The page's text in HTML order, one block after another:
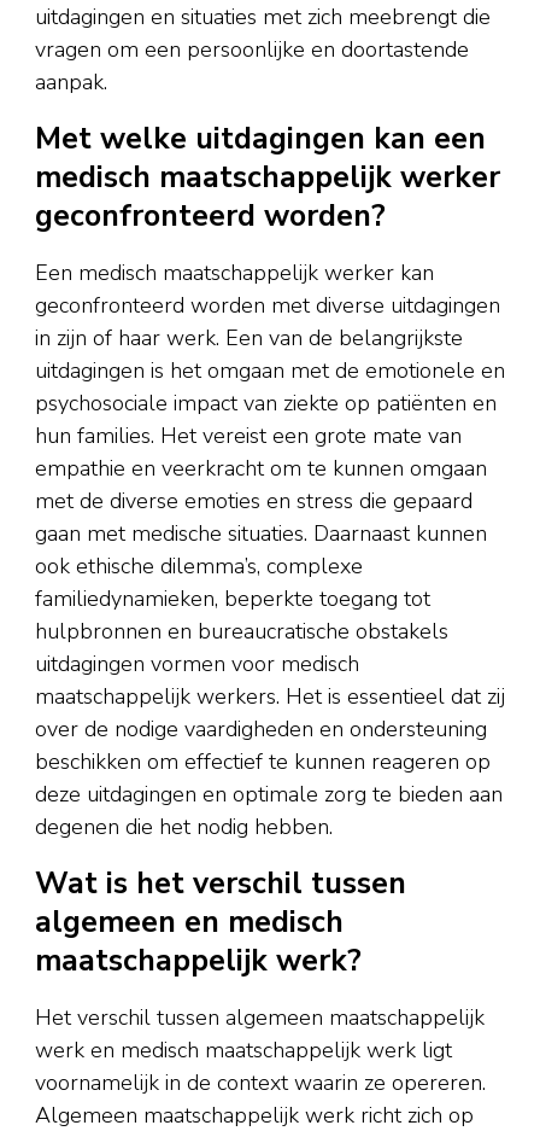
uitdagingen en situaties met zich meebrengt die
vragen om een persoonlijke en doortastende
aanpak.
Met welke uitdagingen kan een
medisch maatschappelijk werker
geconfronteerd worden?
Een medisch maatschappelijk werker kan
geconfronteerd worden met diverse uitdagingen
in zijn of haar werk. Een van de belangrijkste
uitdagingen is het omgaan met de emotionele en
psychosociale impact van ziekte op patiënten en
hun families. Het vereist een grote mate van
empathie en veerkracht om te kunnen omgaan
met de diverse emoties en stress die gepaard
gaan met medische situaties. Daarnaast kunnen
ook ethische dilemma’s, complexe
familiedynamieken, beperkte toegang tot
hulpbronnen en bureaucratische obstakels
uitdagingen vormen voor medisch
maatschappelijk werkers. Het is essentieel dat zij
over de nodige vaardigheden en ondersteuning
beschikken om effectief te kunnen reageren op
deze uitdagingen en optimale zorg te bieden aan
degenen die het nodig hebben.
Wat is het verschil tussen
algemeen en medisch
maatschappelijk werk?
Het verschil tussen algemeen maatschappelijk
werk en medisch maatschappelijk werk ligt
voornamelijk in de context waarin ze opereren.
Algemeen maatschappelijk werk richt zich op